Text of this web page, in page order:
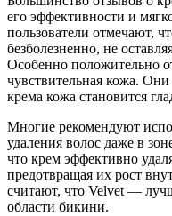
его эффективности и
пользователи отмечают,
безболезненно, не
Особенно положительно
чувствительная кожа.
крема кожа становится
Многие рекомендуют
удаления волос даже в
что крем эффективно
предотвращая их рост
считают, что Velvet —
области бикини.